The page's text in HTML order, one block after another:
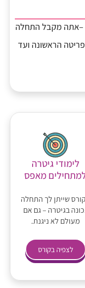
–אתה מקבל התחלה
הראשונה ועד
לימודי גיטרה
מאפס
שייתן לך התחלה
בגיטרה – גם אם
מעולם לא ניגנת.
לצפיה בקורס